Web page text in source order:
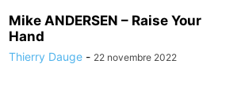
Mike ANDERSEN – Raise Your
Hand
Thierry Dauge - 22 novembre 2022